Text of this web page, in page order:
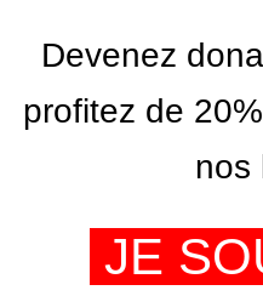
Devenez
profitez de
nos
JE